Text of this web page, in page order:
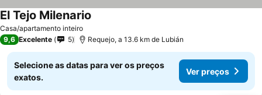
Casa/apartamento inteiro
El Tejo Milenario
9,6 Excelente 5 Requejo, a 13.6 km de Lubián
Selecione as datas para ver os preços
exatos.
Ver preços